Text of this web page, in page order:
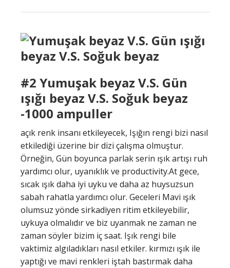
#2 Yumuşak beyaz V.S. Gün
ışığı beyaz V.S. Soğuk beyaz
-1000 ampuller
açık renk insanı etkileyecek, Işığın rengi bizi nasıl
etkilediği üzerine bir dizi çalışma olmuştur.
Örneğin, Gün boyunca parlak serin ışık artışı ruh
yardımcı olur, uyanıklık ve productivity.At gece,
sıcak ışık daha iyi uyku ve daha az huysuzsun
sabah rahatla yardımcı olur. Geceleri Mavi ışık
olumsuz yönde sirkadiyen ritim etkileyebilir,
uykuya olmalıdır ve biz uyanmak ne zaman ne
zaman söyler bizim iç saat. Işık rengi bile
vaktimiz algıladıkları nasıl etkiler. kırmızı ışık ile
yaptığı ve mavi renkleri iştah bastırmak daha